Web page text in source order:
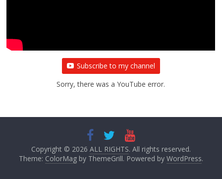
Subscribe to my channel
Sorry, there was a YouTube error.
Copyright © 2026 ALL RIGHTS. All rights reserved.
Theme: ColorMagby ThemeGrill. Powered by WordPress.